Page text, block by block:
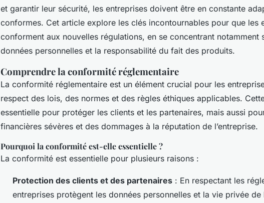
et garantir leur sécurité, les entreprises doivent être en constante
conformes. Cet article explore les clés incontournables pour que les
conforment aux nouvelles régulations, en se concentrant notamment
données personnelles et la responsabilité du fait des produits.
Comprendre la conformité réglementaire
La conformité réglementaire est un élément crucial pour les
respect des lois, des normes et des règles éthiques applicables.
essentielle pour protéger les clients et les partenaires, mais aussi
financières sévères et des dommages à la réputation de l’entreprise.
Pourquoi la conformité est-elle essentielle ?
La conformité est essentielle pour plusieurs raisons :
Protection des clients et des partenaires : En respectant les
entreprises protègent les données personnelles et la vie privée